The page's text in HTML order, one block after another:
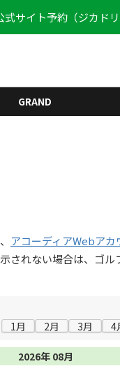
式サイト予約（ジカド
GRAND
アコーディアWebアカ
されない場合は、ゴル
1月 2月 3月 4
2026年 08月